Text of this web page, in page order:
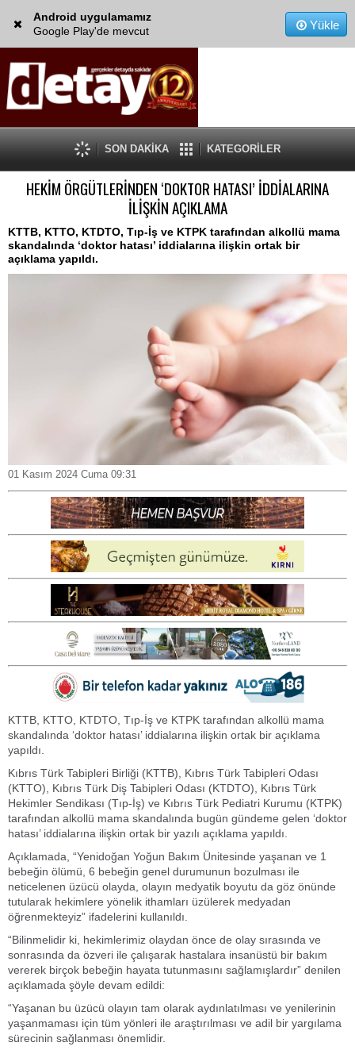
Android uygulamamız
Google Play'de mevcut
Yükle
SON DAKİKA KATEGORİLER
HEKİM ÖRGÜTLERİNDEN ‘DOKTOR HATASI’ İDDİALARINA
İLİŞKİN AÇIKLAMA
KTTB, KTTO, KTDTO, Tıp-İş ve KTPK tarafından alkollü mama
skandalında ‘doktor hatası’ iddialarına ilişkin ortak bir
açıklama yapıldı.
01 Kasım 2024 Cuma 09:31
KTTB, KTTO, KTDTO, Tıp-İş ve KTPK tarafından alkollü mama
skandalında ‘doktor hatası’ iddialarına ilişkin ortak bir açıklama
yapıldı.
Kıbrıs Türk Tabipleri Birliği (KTTB), Kıbrıs Türk Tabipleri Odası
(KTTO), Kıbrıs Türk Diş Tabipleri Odası (KTDTO), Kıbrıs Türk
Hekimler Sendikası (Tıp-İş) ve Kıbrıs Türk Pediatri Kurumu (KTPK)
tarafından alkollü mama skandalında bugün gündeme gelen ‘doktor
hatası’ iddialarına ilişkin ortak bir yazılı açıklama yapıldı.
Açıklamada, “Yenidoğan Yoğun Bakım Ünitesinde yaşanan ve 1
bebeğin ölümü, 6 bebeğin genel durumunun bozulması ile
neticelenen üzücü olayda, olayın medyatik boyutu da göz önünde
tutularak hekimlere yönelik ithamları üzülerek medyadan
öğrenmekteyiz” ifadelerini kullanıldı.
“Bilinmelidir ki, hekimlerimiz olaydan önce de olay sırasında ve
sonrasında da özveri ile çalışarak hastalara insanüstü bir bakım
vererek birçok bebeğin hayata tutunmasını sağlamışlardır” denilen
açıklamada şöyle devam edildi:
“Yaşanan bu üzücü olayın tam olarak aydınlatılması ve yenilerinin
yaşanmaması için tüm yönleri ile araştırılması ve adil bir yargılama
sürecinin sağlanması önemlidir.